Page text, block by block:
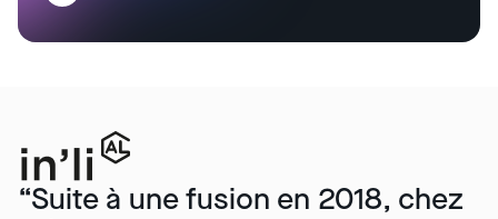
“Suite à une fusion en 2018, chez